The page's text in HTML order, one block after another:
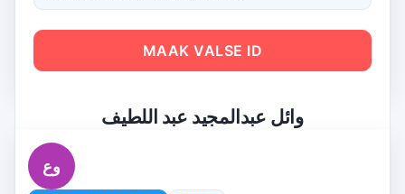
MAAK VALSE ID
وائل عبدالمجيد عبد اللطيف
وع